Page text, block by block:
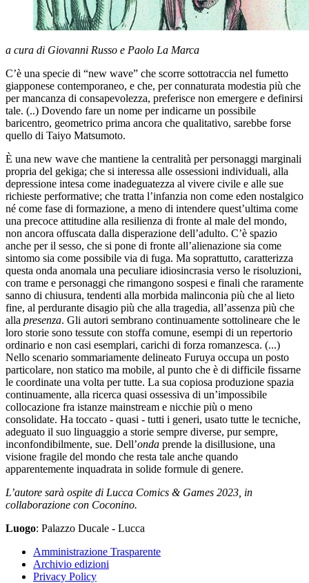
a cura di Giovanni Russo e Paolo La Marca
C’è una specie di “new wave” che scorre sottotraccia nel fumetto
giapponese contemporaneo, e che, per connaturata modestia più che
per mancanza di consapevolezza, preferisce non emergere e definirsi
tale. (..) Dovendo fare un nome per indicarne un possibile
baricentro, geometrico prima ancora che qualitativo, sarebbe forse
quello di Taiyo Matsumoto.
È una new wave che mantiene la centralità per personaggi marginali
propria del gekiga; che si interessa alle ossessioni individuali, alla
depressione intesa come inadeguatezza al vivere civile e alle sue
richieste performative; che tratta l’infanzia non come eden nostalgico
né come fase di formazione, a meno di intendere quest’ultima come
una precoce attitudine alla resilienza di fronte al male del mondo,
non ancora offuscata dalla disperazione dell’adulto. C’è spazio
anche per il sesso, che si pone di fronte all’alienazione sia come
sintomo sia come possibile via di fuga. Ma soprattutto, caratterizza
questa onda anomala una peculiare idiosincrasia verso le risoluzioni,
con trame e personaggi che rimangono sospesi e finali che raramente
sanno di chiusura, tendenti alla morbida malinconia più che al lieto
fine, al perdurante disagio più che alla tragedia, all’assenza più che
alla presenza. Gli autori sembrano continuamente sottolineare che le
loro storie sono tessute con stoffa comune, esempi di un repertorio
ordinario e non casi esemplari, carichi di forza romanzesca. (...)
Nello scenario sommariamente delineato Furuya occupa un posto
particolare, non statico ma mobile, al punto che è di difficile fissarne
le coordinate una volta per tutte. La sua copiosa produzione spazia
continuamente, alla ricerca quasi ossessiva di un’impossibile
collocazione fra istanze mainstream e nicchie più o meno
consolidate. Ha toccato - quasi - tutti i generi, usato tutte le tecniche,
adeguato il suo linguaggio a storie sempre diverse, pur sempre,
inconfondibilmente, sue. Dell’onda prende la disillusione, una
visione fragile del mondo che resta tale anche quando
apparentemente inquadrata in solide formule di genere.
L’autore sarà ospite di Lucca Comics & Games 2023, in
collaborazione con Coconino.
Luogo: Palazzo Ducale - Lucca
Amministrazione Trasparente
Archivio edizioni
Privacy Policy